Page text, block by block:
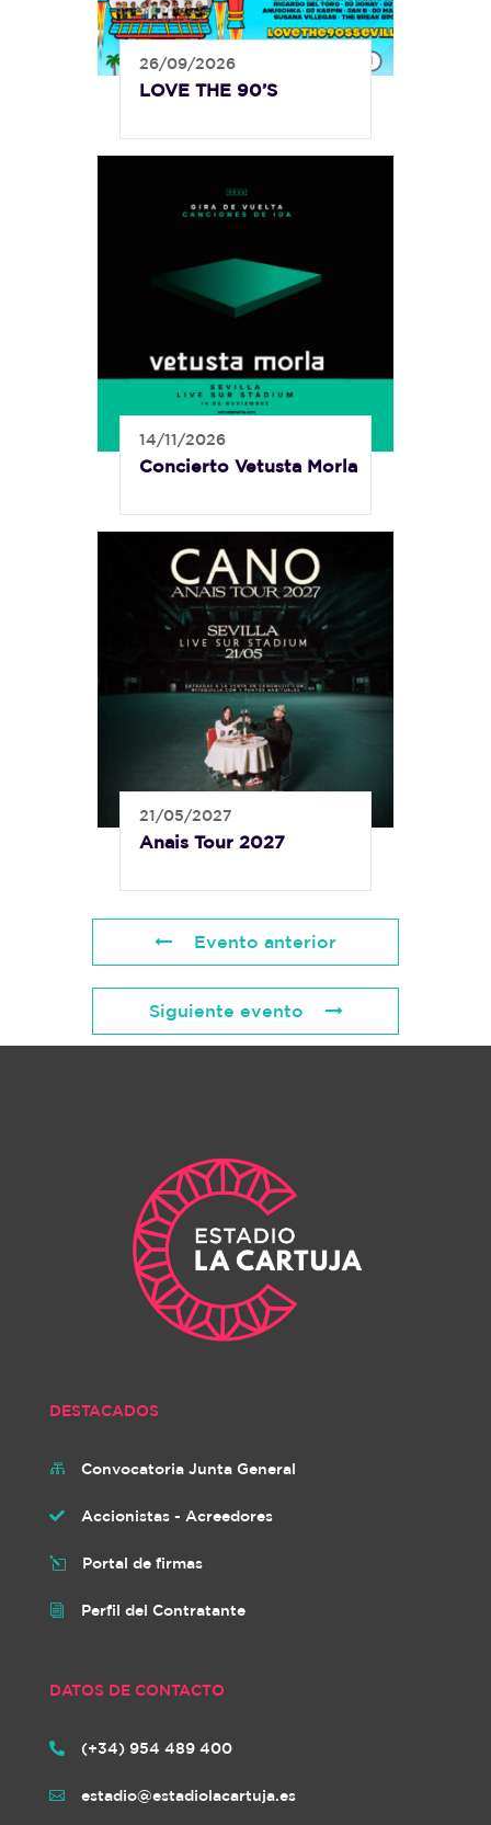
26/09/2026
LOVE THE 90’S
14/11/2026
Concierto Vetusta Morla
21/05/2027
Anais Tour 2027
Evento anterior
Siguiente evento
DESTACADOS
 Convocatoria Junta General
 Accionistas - Acreedores
l Portal de firmas
i Perfil del Contratante
DATOS DE CONTACTO
 (+34) 954 489 400
 estadio@estadiolacartuja.es